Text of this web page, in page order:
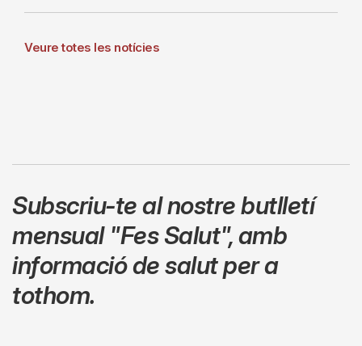
Veure totes les notícies
Subscriu-te al nostre butlletí
mensual "Fes Salut",amb
informació de salut per a
tothom.